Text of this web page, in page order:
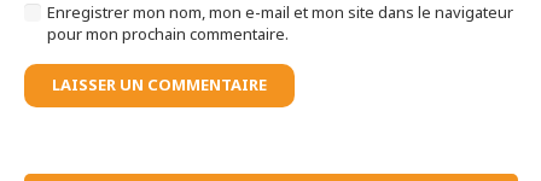
Enregistrer mon nom, mon e-mail et mon site dans le navigateur
pour mon prochain commentaire.
LAISSER UN COMMENTAIRE